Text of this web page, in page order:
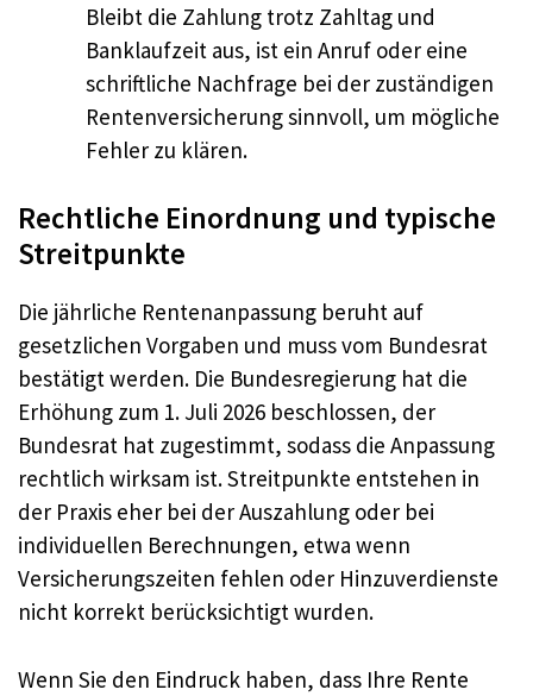
Bleibt die Zahlung trotz Zahltag und
Banklaufzeit aus, ist ein Anruf oder eine
schriftliche Nachfrage bei der zuständigen
Rentenversicherung sinnvoll, um mögliche
Fehler zu klären.
Rechtliche Einordnung und typische
Streitpunkte
Die jährliche Rentenanpassung beruht auf
gesetzlichen Vorgaben und muss vom Bundesrat
bestätigt werden. Die Bundesregierung hat die
Erhöhung zum 1. Juli 2026 beschlossen, der
Bundesrat hat zugestimmt, sodass die Anpassung
rechtlich wirksam ist. Streitpunkte entstehen in
der Praxis eher bei der Auszahlung oder bei
individuellen Berechnungen, etwa wenn
Versicherungszeiten fehlen oder Hinzuverdienste
nicht korrekt berücksichtigt wurden.
Wenn Sie den Eindruck haben, dass Ihre Rente